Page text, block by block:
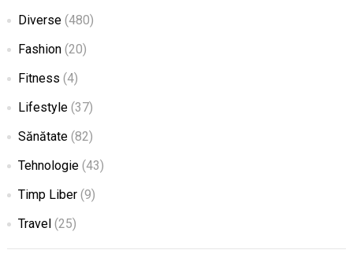
Diverse(480)
Fashion(20)
Fitness (4)
Lifestyle(37)
Sănătate(82)
Tehnologie(43)
Timp Liber(9)
Travel (25)